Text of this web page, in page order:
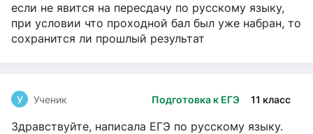
если не явится на пересдачу по русскому языку,
при условии что проходной бал был уже набран, то
сохранится ли прошлый результат
Подготовка к ЕГЭ 11 класс
У Ученик
Здравствуйте, написала ЕГЭ по русскому языку.